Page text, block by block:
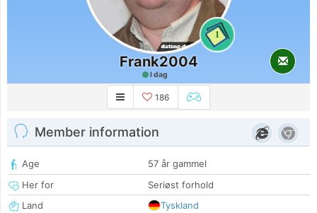
1
Frank2004
I dag
186
Member information
Age
57 år gammel
Her for
Seriøst forhold
Land
Tyskland